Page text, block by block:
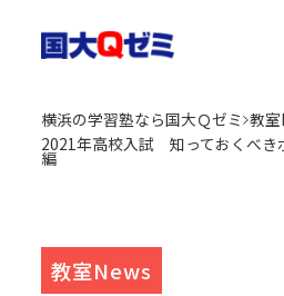
横浜の学習塾なら国大Ｑゼミ 教
2021年高校入試 知っておくべき
編
教室News